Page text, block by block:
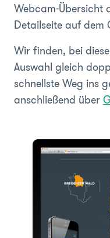
Webcam-Übersicht
Detailseite auf dem
Wir finden, bei
Auswahl gleich
schnellste Weg ins
anschließend über